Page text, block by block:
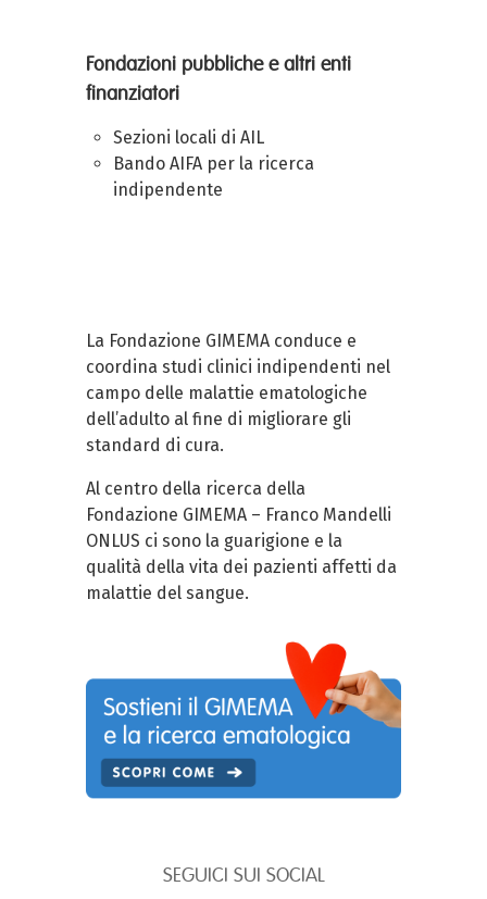
Fondazioni pubbliche e altri enti
finanziatori
Sezioni locali di AIL
Bando AIFA per la ricerca
indipendente
La Fondazione GIMEMA conduce e
coordina studi clinici indipendenti nel
campo delle malattie ematologiche
dell’adulto al fine di migliorare gli
standard di cura.
Al centro della ricerca della
Fondazione GIMEMA – Franco Mandelli
ONLUS ci sono la guarigione e la
qualità della vita dei pazienti affetti da
malattie del sangue.
SEGUICI SUI SOCIAL